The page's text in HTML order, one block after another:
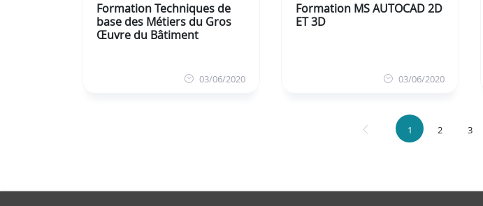
Formation Techniques de
base des Métiers du Gros
Œuvre du Bâtiment
03/06/2020
Formation MS AUTOCAD 2D
ET 3D
03/06/2020
1 2 3